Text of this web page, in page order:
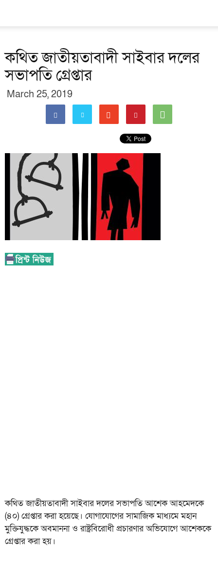
কথিত জাতীয়তাবাদী সাইবার দলের
সভাপতি গ্রেপ্তার
March 25, 2019
কথিত জাতীয়তাবাদী সাইবার দলের সভাপতি আশেক আহমেদকে
(৪০) গ্রেপ্তার করা হয়েছে। যোগাযোগের সামাজিক মাধ্যমে মহান
মুক্তিযুদ্ধকে অবমাননা ও রাষ্ট্রবিরোধী প্রচারণার অভিযোগে আশেককে
গ্রেপ্তার করা হয়।